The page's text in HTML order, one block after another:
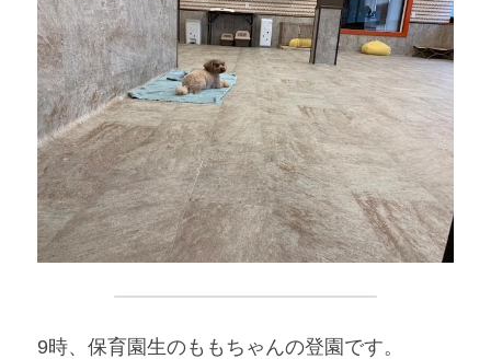
9時、保育園生のももちゃんの登園です。